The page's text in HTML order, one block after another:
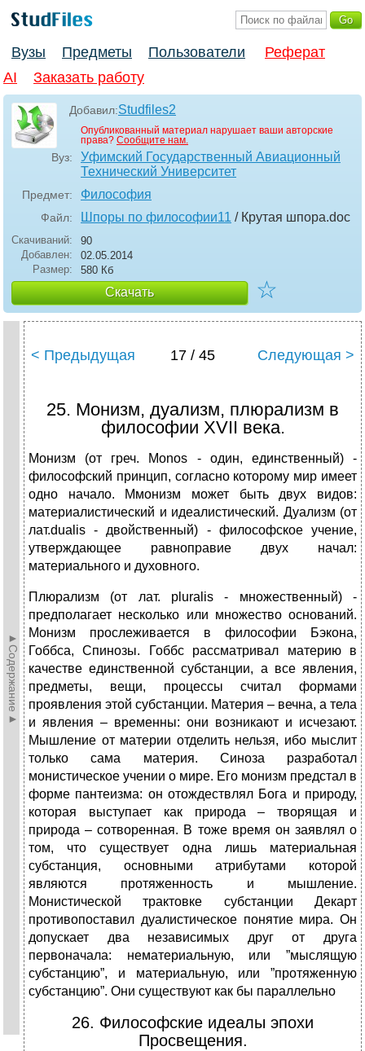
Вузы Предметы Пользователи
Реферат
AI
Заказать работу
Добавил:Studfiles2
Опубликованный материал нарушает ваши авторские
права? Сообщите нам.
Вуз:
Уфимский Государственный Авиационный
Технический Университет
Предмет: Философия
Файл: Шпоры по философии11 / Крутая шпора.doc
Скачиваний:
90
Добавлен:
02.05.2014
Размер:
580 Кб
Скачать ☆
►Содержание►
< Предыдущая 17 / 45 Следующая >
25. Монизм, дуализм, плюрализм в
философии XVII века.
Монизм (от греч. Monos - один, единственный) -
философский принцип, согласно которому мир имеет
одно начало. Ммонизм может быть двух видов:
материалистический и идеалистический. Дуализм (от
лат.dualis - двойственный) - философское учение,
утверждающее равноправие двух начал:
материального и духовного.
Плюрализм (от лат. рluralis - множественный) -
предполагает несколько или множество оснований.
Монизм прослеживается в философии Бэкона,
Гоббса, Спинозы. Гоббс рассматривал материю в
качестве единственной субстанции, а все явления,
предметы, вещи, процессы считал формами
проявления этой субстанции. Материя – вечна, а тела
и явления – временны: они возникают и исчезают.
Мышление от материи отделить нельзя, ибо мыслит
только сама материя. Синоза разработал
монистическое учении о мире. Его монизм предстал в
форме пантеизма: он отождествлял Бога и природу,
которая выступает как природа – творящая и
природа – сотворенная. В тоже время он заявлял о
том, что существует одна лишь материальная
субстанция, основными атрибутами которой
являются протяженность и мышление.
Монистической трактовке субстанции Декарт
противопоставил дуалистическое понятие мира. Он
допускает два независимых друг от друга
первоначала: нематериальную, или ”мыслящую
субстанцию”, и материальную, или ”протяженную
субстанцию”. Они существуют как бы параллельно
26. Философские идеалы эпохи
Просвещения.